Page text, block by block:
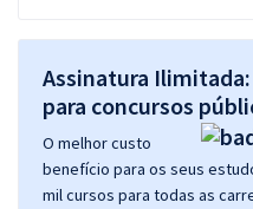
Assinatura
para concursos
O melhor custo
benefício para os seus
mil cursos para todas as